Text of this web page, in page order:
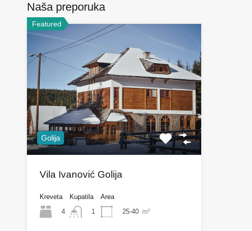
Naša preporuka
Featured
Golija
Vila Ivanović Golija
Kreveta
4
Kupatila
1
Area
25-40 m²